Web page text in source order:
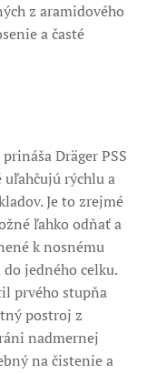
z aramidového
a časté
Dräger PSS
rýchlu a
Je to zrejmé
ľahko odňať a
k nosnému
jedného celku.
prvého stupňa
postroj z
nadmernej
na čistenie a